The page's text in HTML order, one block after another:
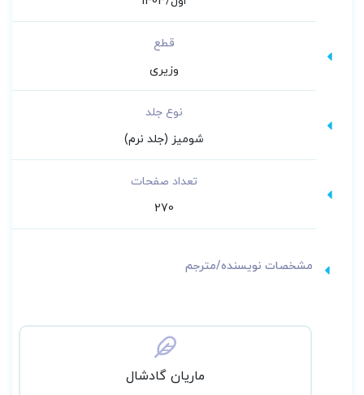
در محل کار مورد استفاده قرار گیرد.
قطع
وزیری
نوع جلد
شومیز (جلد نرم)
تعداد صفحات
270
مشخصات نویسنده/مترجم
ماریان گادشال